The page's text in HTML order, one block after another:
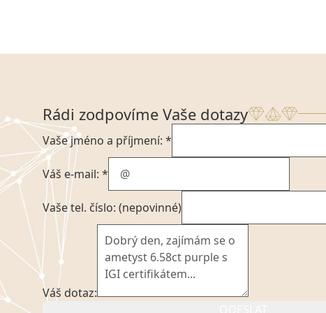
Rádi zodpovíme Vaše dotazy
Vaše jméno a příjmení: *
Váš e-mail: *
Vaše tel. číslo: (nepovinné)
Váš dotaz: